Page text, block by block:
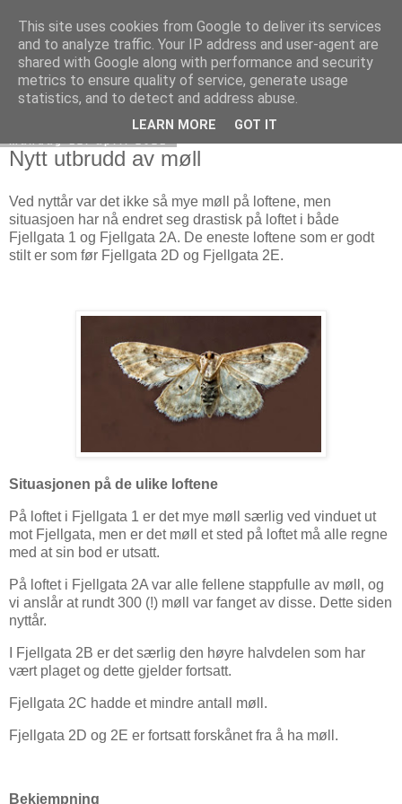
Verksgata borettslag
Nytt utbrudd av møll
Ved nyttår var det ikke så mye møll på loftene, men
situasjoen har nå endret seg drastisk på loftet i både
Fjellgata 1 og Fjellgata 2A. De eneste loftene som er godt
stilt er som før Fjellgata 2D og Fjellgata 2E.
Situasjonen på de ulike loftene
På loftet i Fjellgata 1 er det mye møll særlig ved vinduet ut
mot Fjellgata, men er det møll et sted på loftet må alle regne
med at sin bod er utsatt.
På loftet i Fjellgata 2A var alle fellene stappfulle av møll, og
vi anslår at rundt 300 (!) møll var fanget av disse. Dette siden
nyttår.
I Fjellgata 2B er det særlig den høyre halvdelen som har
vært plaget og dette gjelder fortsatt.
Fjellgata 2C hadde et mindre antall møll.
Fjellgata 2D og 2E er fortsatt forskånet fra å ha møll.
Bekjempning
This site uses cookies from Google to deliver its services
and to analyze traffic. Your IP address and user-agent are
shared with Google along with performance and security
metrics to ensure quality of service, generate usage
statistics, and to detect and address abuse.
LEARN MORE GOT IT